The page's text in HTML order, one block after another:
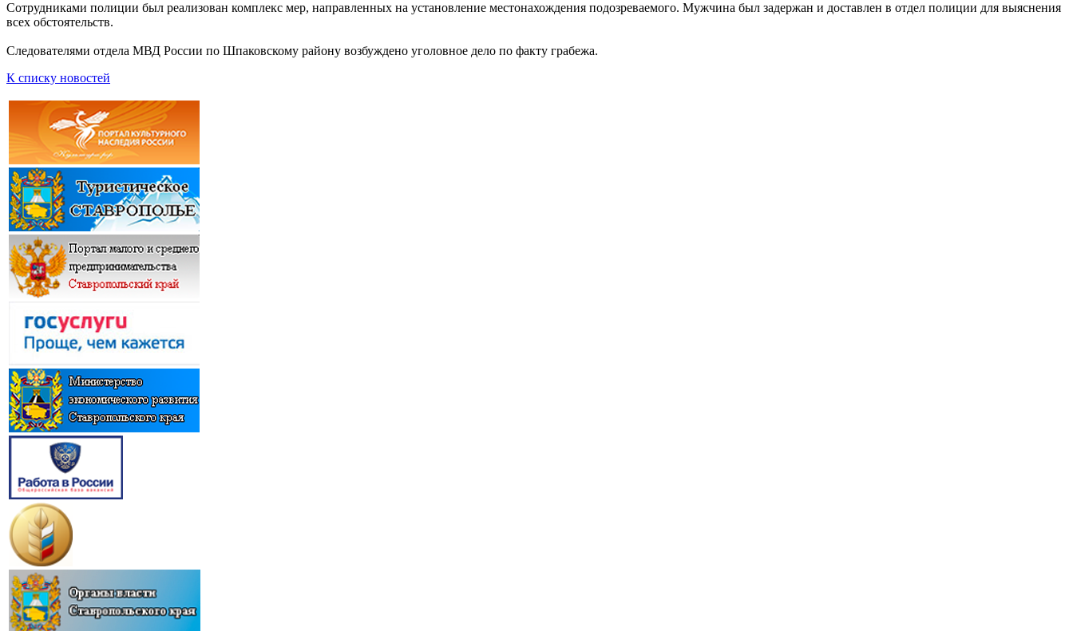
Сотрудниками полиции был реализован комплекс мер, направленных на установление местонахождения подозреваемого. Мужчина был задержан и доставлен в отдел полиции для выяснения
всех обстоятельств.
Следователями отдела МВД России по Шпаковскому району возбуждено уголовное дело по факту грабежа.
К списку новостей